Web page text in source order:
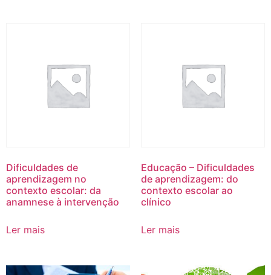
Dificuldades de
aprendizagem no
contexto escolar: da
anamnese à intervenção
Ler mais
Educação – Dificuldades
de aprendizagem: do
contexto escolar ao
clínico
Ler mais